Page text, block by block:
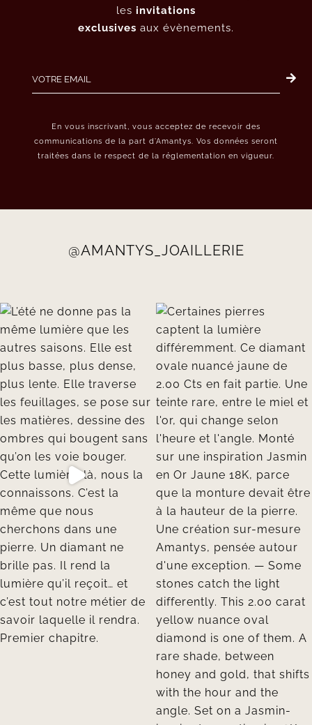
les invitations
exclusives aux évènements.
En vous inscrivant, vous acceptez de recevoir des
communications de la part d’Amantys. Vos données seront
traitées dans le respect de la réglementation en vigueur.
@AMANTYS_JOAILLERIE